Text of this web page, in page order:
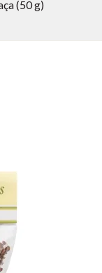
(50 g)